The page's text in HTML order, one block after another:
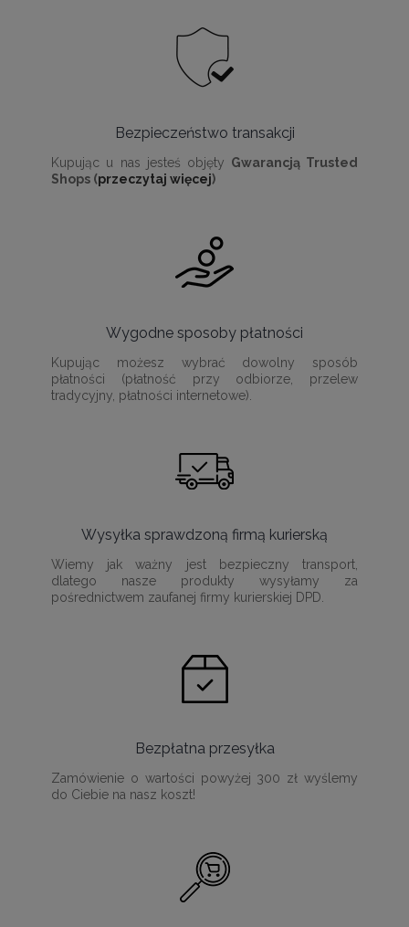
Bezpieczeństwo transakcji
Kupując u nas jesteś objęty Gwarancją Trusted
Shops (przeczytaj więcej)
Wygodne sposoby płatności
Kupując możesz wybrać dowolny sposób
płatności (płatność przy odbiorze, przelew
tradycyjny, płatności internetowe).
Wysyłka sprawdzoną firmą kurierską
Wiemy jak ważny jest bezpieczny transport,
dlatego nasze produkty wysyłamy za
pośrednictwem zaufanej firmy kurierskiej DPD.
Bezpłatna przesyłka
Zamówienie o wartości powyżej 300 zł wyślemy
do Ciebie na nasz koszt!